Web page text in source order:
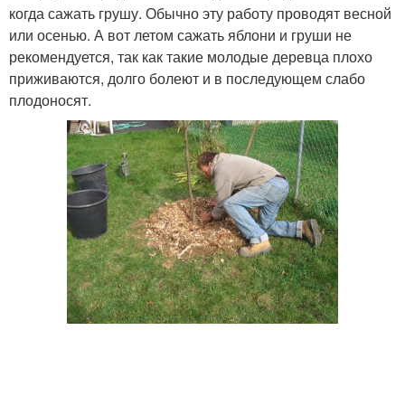
когда сажать грушу. Обычно эту работу проводят весной
или осенью. А вот летом сажать яблони и груши не
рекомендуется, так как такие молодые деревца плохо
приживаются, долго болеют и в последующем слабо
плодоносят.